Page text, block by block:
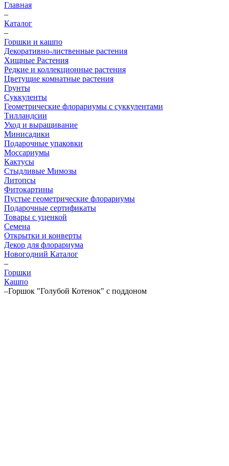
Главная
–
Каталог
–
Горшки и кашпо
Декоративно-лиственные растения
Хищные Растения
Редкие и коллекционные растения
Цветущие комнатные растения
Грунты
Суккуленты
Геометрические флорариумы с суккулентами
Тилландсии
Уход и выращивание
Минисадики
Подарочные упаковки
Моссариумы
Кактусы
Стыдливые Мимозы
Литопсы
Фитокартины
Пустые геометрические флорариумы
Подарочные сертификаты
Товары с уценкой
Семена
Открытки и конверты
Декор для флорариума
Новогодний Каталог
–
Горшки
Кашпо
–Горшок "Голубой Котенок" с поддоном